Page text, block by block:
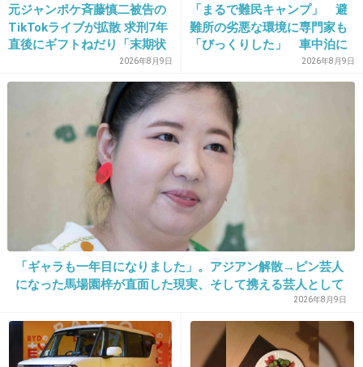
私がこどもの時、こんなに高かったかな？
+69 -4
2013/12/31(火) 10:33:44
チョコとクラッカー部の相性はたけのこの方が
クラッカー単品としてのうまさはキノコの方が
口に入れてすぐボリボリ噛むならたけのこ。
口にいれて、チョコが溶けるまで舐めて食べる
元ジャンポケ斉藤慎二被告の
TikTokライブが拡散 求刑7年
直後にギフトねだり「末期状
2026年8月9日
「まるで難民キャンプ」 避
難所の劣悪な環境に専門家も
「びっくりした」 車中泊に
もリスクが 「熱したフライ
パンに飛び込むようなもの」
2026年8月9日
「ギャラも一年目になりました」。アジアン解散→ピン芸人
になった馬場園梓が直面した現実、そして携える芸人として
2026年8月9日